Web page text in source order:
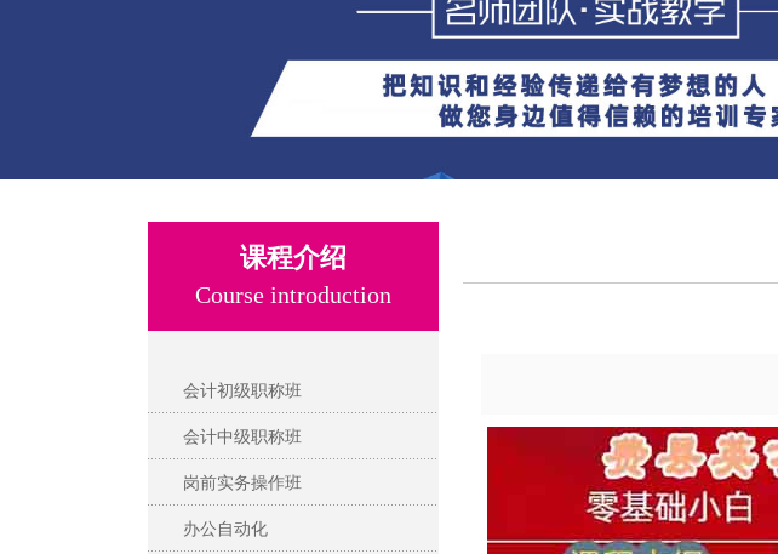
课程介绍
Course introduction
会计初级职称班
会计中级职称班
岗前实务操作班
办公自动化